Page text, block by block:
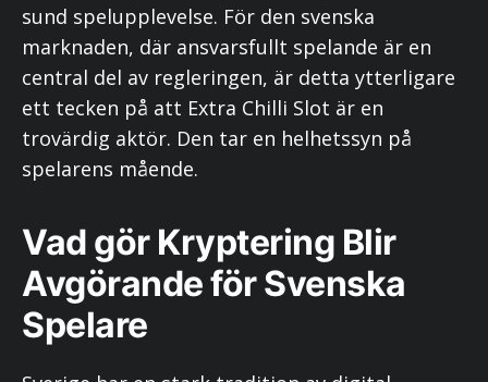
sund spelupplevelse. För den svenska
marknaden, där ansvarsfullt spelande är en
central del av regleringen, är detta ytterligare
ett tecken på att Extra Chilli Slot är en
trovärdig aktör. Den tar en helhetssyn på
spelarens mående.
Vad gör Kryptering Blir
Avgörande för Svenska
Spelare